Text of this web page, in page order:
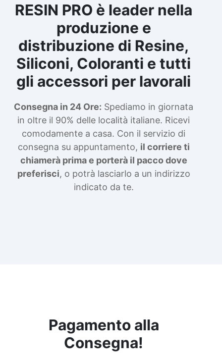
RESIN PRO è leader nella
produzione e
distribuzione di Resine,
Siliconi, Coloranti e tutti
gli accessori per lavorali
Consegna in 24 Ore: Spediamo in giornata
in oltre il 90% delle località italiane. Ricevi
comodamente a casa. Con il servizio di
consegna su appuntamento, il corriere ti
chiamerà prima e porterà il pacco dove
preferisci, o potrà lasciarlo a un indirizzo
indicato da te.
Pagamento alla
Consegna!